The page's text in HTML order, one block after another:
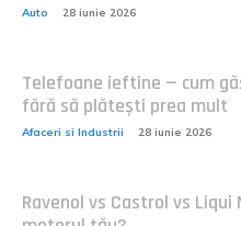
Auto 28 iunie 2026
Telefoane ieftine — cum
fără să plătești prea mult
Afaceri si Industrii 28 iunie 2026
Ravenol vs Castrol vs